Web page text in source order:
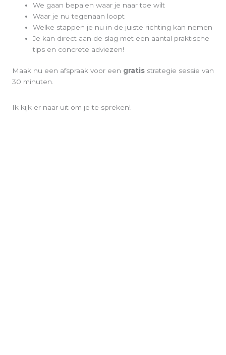
We gaan bepalen waar je naar toe wilt
Waar je nu tegenaan loopt
Welke stappen je nu in de juiste richting kan nemen
Je kan direct aan de slag met een aantal praktische
tips en concrete adviezen!
Maak nu een afspraak voor een gratis strategie sessie van
30 minuten.
Ik kijk er naar uit om je te spreken!